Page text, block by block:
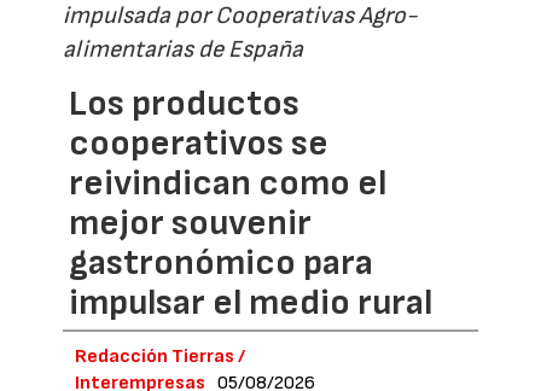
impulsada por Cooperativas Agro-
alimentarias de España
Los productos
cooperativos se
reivindican como el
mejor souvenir
gastronómico para
impulsar el medio rural
Redacción Tierras /
Interempresas
05/08/2026